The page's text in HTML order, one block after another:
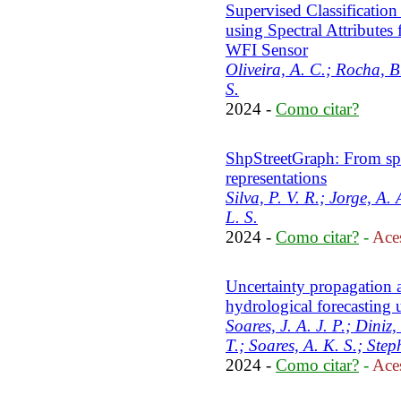
Supervised
using Spectral Attributes
WFI Sensor
Oliveira, A. C.; Rocha,
S.
2024 - Como citar?
ShpStreetGraph: From
representations
Silva, P. V. R.; Jorge, A.
L. S.
2024 - Como citar? -
Uncertainty propagation
hydrological forecasting
Soares, J. A. J. P.;
T.; Soares, A. K. S.;
2024 - Como citar? -